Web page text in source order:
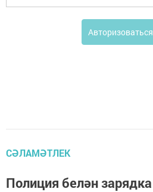
Авторизоваться
СӘЛАМӘТЛЕК
Полиция белән зарядка